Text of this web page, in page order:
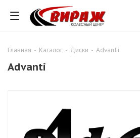
Главная - Каталог - Диски - Advanti
Advanti